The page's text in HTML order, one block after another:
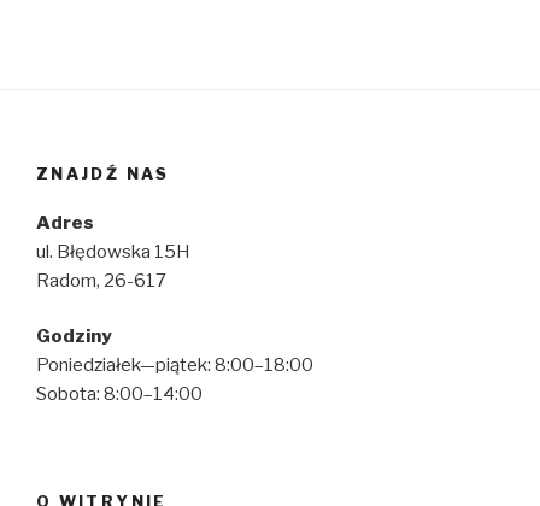
ZNAJDŹ NAS
Adres
ul. Błędowska 15H
Radom, 26-617
Godziny
Poniedziałek—piątek: 8:00–18:00
Sobota: 8:00–14:00
O WITRYNIE